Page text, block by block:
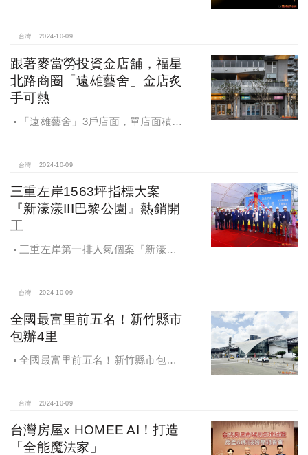
台灣 2024-10-09
跟著麥當勞投資金店舖，福星
北路商圈「遠雄藝舍」金店炙
手可熱
「遠雄藝舍」3戶店面，單店面積在
百萬的交易行情
台灣 2024-10-09
三重左岸1563坪指標大案
『新濠漾III巴黎公園』熱銷開
工
三重左岸第一排人氣個案『新濠漾III
台灣 2024-10-09
全國最富里前五名！新竹縣市
包辦4里
全國最富里前五名！新竹縣市包辦4
台灣 2024-10-09
台灣房屋x HOMEE AI！打造
「全能魔法家」